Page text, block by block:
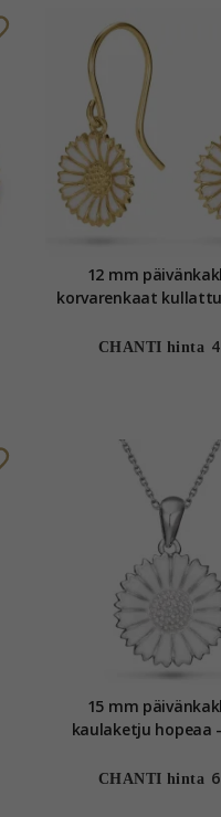
12 mm
korvarenkaat kullattu hopea -
CHANTI hinta
15 mm
kaulaketju hopeaa
CHANTI hinta